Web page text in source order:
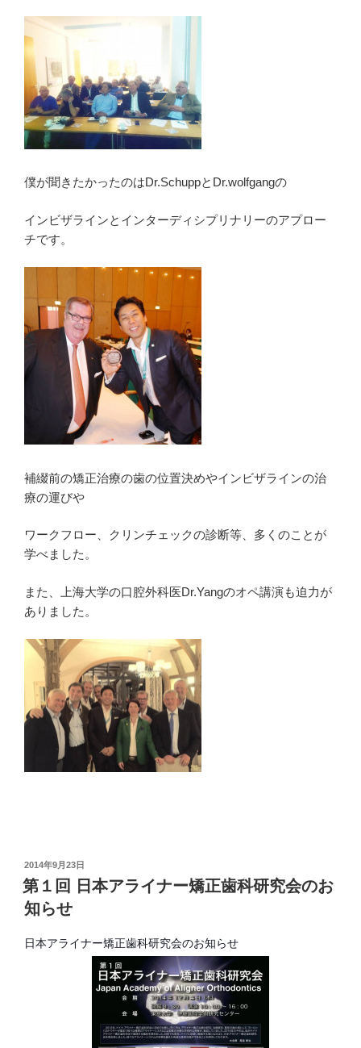
僕が聞きたかったのはDr.SchuppとDr.wolfgangの
インビザラインとインターディシプリナリーのアプロー
チです。
補綴前の矯正治療の歯の位置決めやインビザラインの治
療の運びや
ワークフロー、クリンチェックの診断等、多くのことが
学べました。
また、上海大学の口腔外科医Dr.Yangのオペ講演も迫力が
ありました。
投
稿
日:
2014年9月23日
第１回 日本アライナー矯正歯科研究会のお
知らせ
日本アライナー矯正歯科研究会のお知らせ